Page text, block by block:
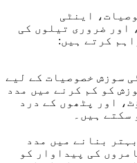
اینٹی
اور ضروری تیلوں کی
کرتے ہیں:
سوزش خصوصیات کے لیے
کو کم کرنے میں مدد
اور پٹھوں کے درد
سکتے ہیں۔
بنانے میں مدد
کی پیداوار کو